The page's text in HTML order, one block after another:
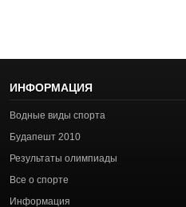
ИНФОРМАЦИЯ
Водные виды спорта
Будапешт 2010
Результаты олимпиады
Все о спорте
Информация